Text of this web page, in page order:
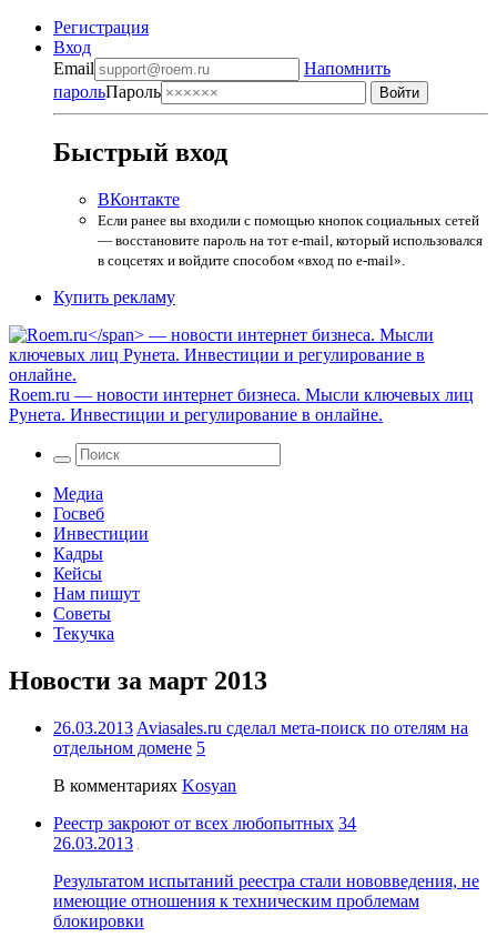
Регистрация
Вход
Email
Напомнить
парольПароль
Быстрый вход
ВКонтакте
Если ранее вы входили с помощью кнопок социальных сетей
— восстановите пароль на тот e-mail, который использовался
в соцсетях и войдите способом «вход по e-mail».
Купить рекламу
Roem.ru — новости интернет бизнеса. Мысли ключевых лиц
Рунета. Инвестиции и регулирование в онлайне.
Медиа
Госвеб
Инвестиции
Кадры
Кейсы
Нам пишут
Советы
Текучка
Новости за март 2013
26.03.2013 Aviasales.ru сделал мета-поиск по отелям на
отдельном домене 5
В комментариях Kosyan
Реестр закроют от всех любопытных 34
26.03.2013
Результатом испытаний реестра стали нововведения, не
имеющие отношения к техническим проблемам
блокировки